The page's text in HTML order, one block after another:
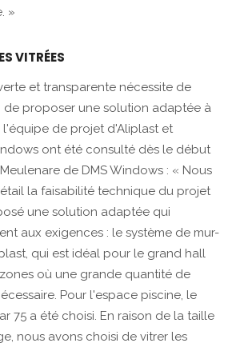
»
VITRÉES
et transparente nécessite de
de proposer une solution adaptée à
de projet d'Aliplast et
ont été consulté dès le début
de DMS Windows : « Nous
la faisabilité technique du projet
une solution adaptée qui
aux exigences : le système de mur-
qui est idéal pour le grand hall
où une grande quantité de
Pour l'espace piscine, le
75 a été choisi. En raison de la taille
nous avons choisi de vitrer les